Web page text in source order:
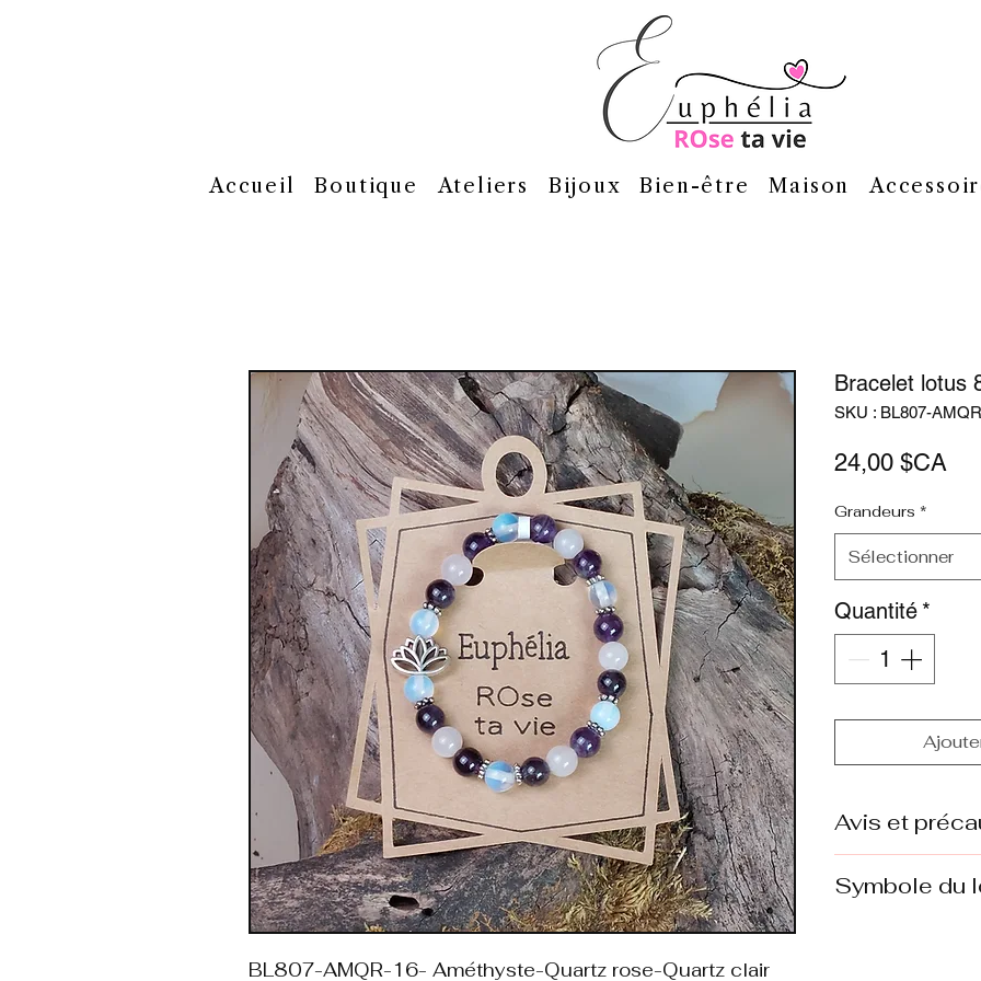
Accueil Boutique Ateliers Bijoux Bien-être Maison
BL807-AMQR-16- Améthyste-Quartz rose-Quartz clair
Bracelet lotus
SKU : BL807-
24,00 $CA
Grandeurs *
Sélectionner
Quantité *
Avis et
La lithothérapie
Symbole du